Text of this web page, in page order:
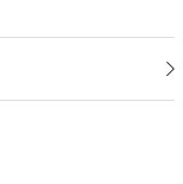
nyckelskal
sprickor och